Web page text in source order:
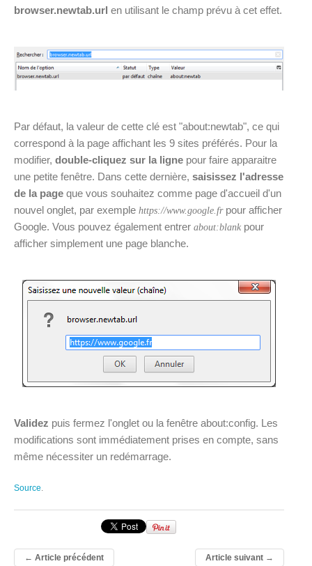
browser.newtab.url en utilisant le champ prévu à cet effet.
Par défaut, la valeur de cette clé est "about:newtab", ce qui
correspond à la page affichant les 9 sites préférés. Pour la
modifier, double-cliquez sur la ligne pour faire apparaitre
une petite fenêtre. Dans cette dernière, saisissez l'adresse
de la page que vous souhaitez comme page d'accueil d'un
nouvel onglet, par exemple https://www.google.frpour afficher
Google. Vous pouvez également entrer about:blank pour
afficher simplement une page blanche.
Validez puis fermez l'onglet ou la fenêtre about:config. Les
modifications sont immédiatement prises en compte, sans
même nécessiter un redémarrage.
Source.
← Article précédent Article suivant→